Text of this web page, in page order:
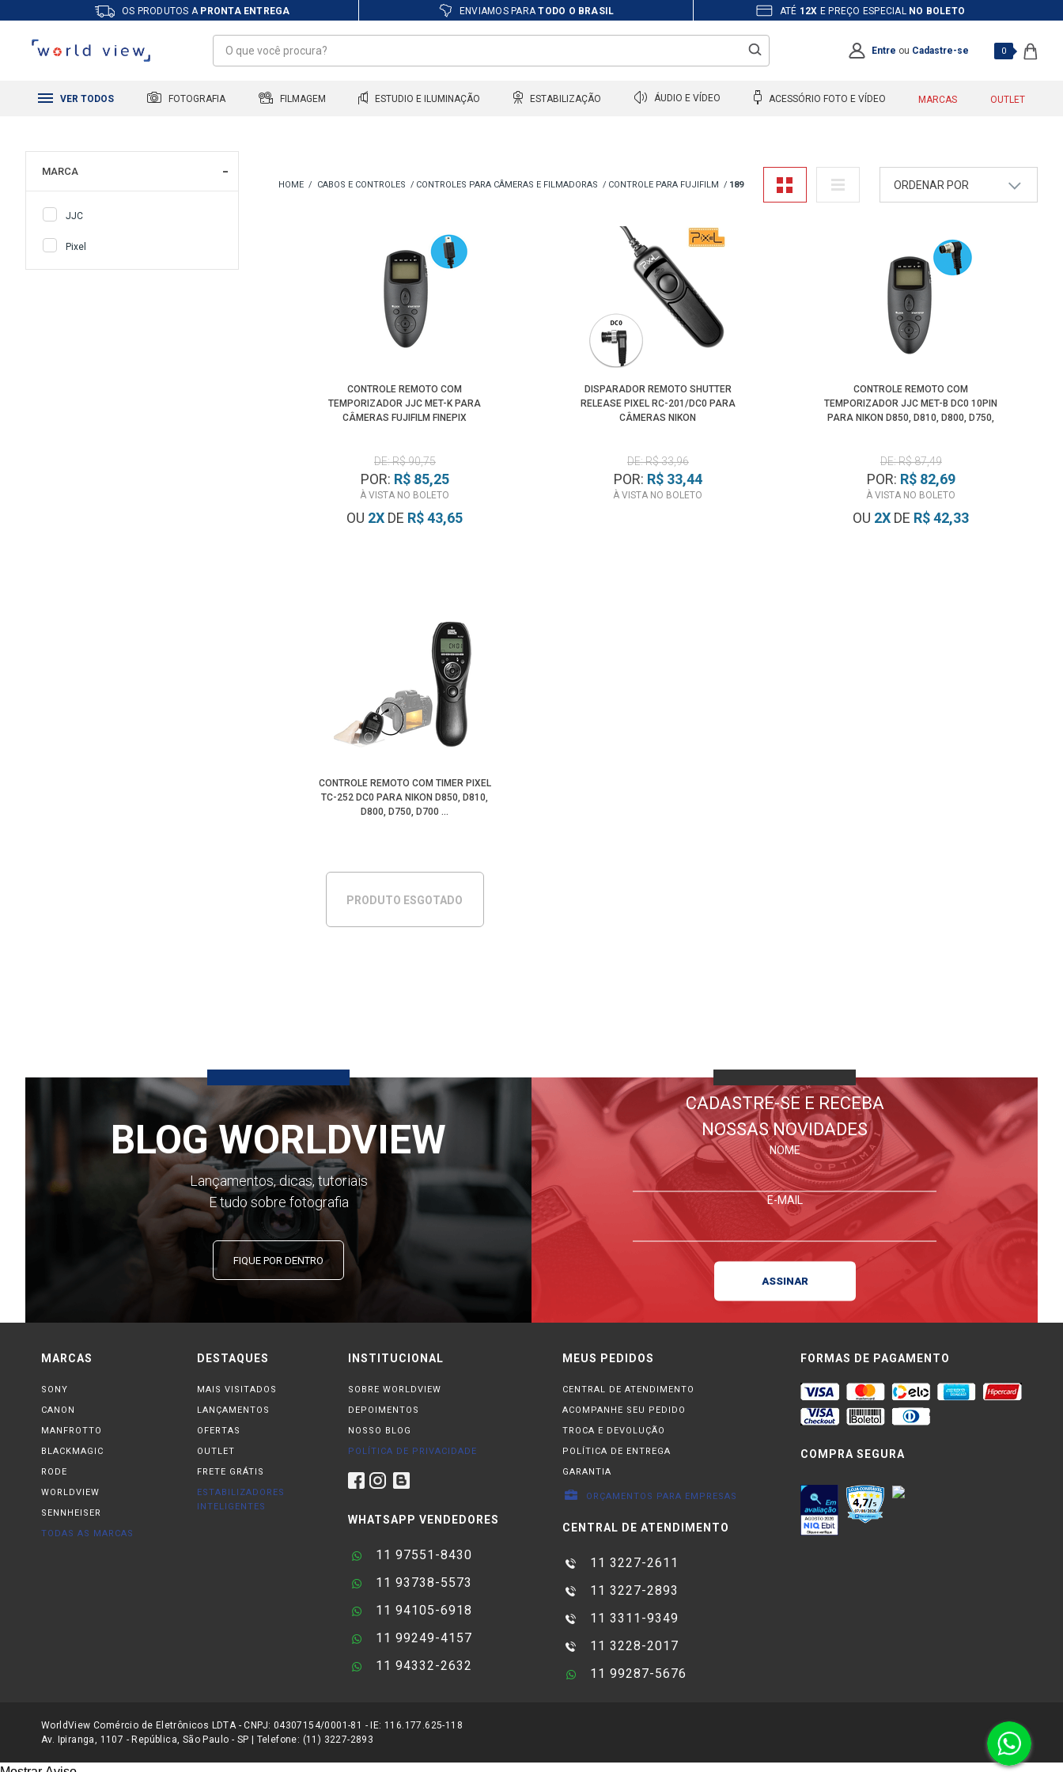
OS PRODUTOS A PRONTA ENTREGA ENVIAMOS PARATODO O BRASIL ATÉ 12X E PREÇO ESPECIAL NO BOLETO
Entre ou Cadastre-se 0
VER TODOS FOTOGRAFIA FILMAGEM ESTUDIO E ILUMINAÇÃO ESTABILIZAÇÃO ÁUDIO E VÍDEO ACESSÓRIO FOTO E VÍDEO MARCAS OUTLET
MARCA
JJC
Pixel
CABOS E CONTROLES CONTROLES PARA CÂMERAS E FILMADORAS CONTROLE PARA FUJIFILM 189 ORDENAR POR
Z - A
Mais Vendidos
CONTROLE REMOTO COM
TEMPORIZADOR JJC MET-K PARA
CÂMERAS FUJIFILM FINEPIX
DE: R$ 90,75
POR: R$ 85,25
À VISTA NO BOLETO
OU 2X DE R$ 43,65
DISPARADOR REMOTO SHUTTER
RELEASE PIXEL RC-201/DC0 PARA
CÂMERAS NIKON
DE: R$ 33,96
POR: R$ 33,44
À VISTA NO BOLETO
CONTROLE REMOTO COM
TEMPORIZADOR JJC MET-B DC0 10PIN
PARA NIKON D850, D810, D800, D750,
DE: R$ 87,49
POR: R$ 82,69
À VISTA NO BOLETO
OU 2X DE R$ 42,33
CONTROLE REMOTO COM TIMER PIXEL
TC-252 DC0 PARA NIKON D850, D810,
D800, D750, D700 ...
PRODUTO ESGOTADO
BLOG WORLDVIEW
Lançamentos, dicas, tutoriais
E tudo sobre fotografia
FIQUE POR DENTRO
CADASTRE-SE E RECEBA
NOSSAS NOVIDADES
NOME
E-MAIL
MARCAS
SONY
CANON
MANFROTTO
BLACKMAGIC
RODE
WORLDVIEW
SENNHEISER
TODAS AS MARCAS
DESTAQUES
MAIS VISITADOS
LANÇAMENTOS
OFERTAS
OUTLET
FRETE GRÁTIS
ESTABILIZADORES
INTELIGENTES
INSTITUCIONAL
SOBRE WORLDVIEW
DEPOIMENTOS
NOSSO BLOG
POLÍTICA DE PRIVACIDADE
WHATSAPP VENDEDORES
11 97551-8430
11 93738-5573
11 94105-6918
11 99249-4157
11 94332-2632
MEUS PEDIDOS
CENTRAL DE ATENDIMENTO
ACOMPANHE SEU PEDIDO
TROCA E DEVOLUÇÃO
POLÍTICA DE ENTREGA
GARANTIA
ORÇAMENTOS PARA EMPRESAS
CENTRAL DE ATENDIMENTO
11 3227-2611
11 3227-2893
11 3311-9349
11 3228-2017
11 99287-5676
FORMAS DE PAGAMENTO
COMPRA SEGURA
WorldView Comércio de Eletrônicos LDTA - CNPJ: 04307154/0001-81 - IE: 116.177.625-118
Av. Ipiranga, 1107 - República, São Paulo - SP | Telefone: (11) 3227-2893